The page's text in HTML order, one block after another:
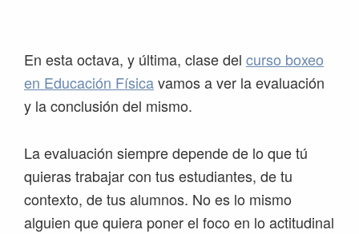
navegación
principal
contenido
principal
barra
lateral
página
En esta octava, y última, clase del curso boxeo
en Educación Físicavamos a ver la evaluación
y la conclusión del mismo.
La evaluación siempre depende de lo que tú
quieras trabajar con tus estudiantes, de tu
contexto, de tus alumnos. No es lo mismo
alguien que quiera poner el foco en lo actitudinal